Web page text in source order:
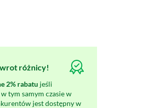
różnicy!
2% rabatu jeśli
tym samym czasie w
jest dostępny w